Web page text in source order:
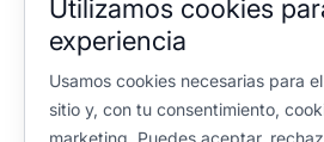
Utilizamos cookies
experiencia
Usamos cookies necesarias para
sitio y, con tu consentimiento,
marketing. Puedes aceptar,
Política editorial
Información legal
Aviso legal
Política de privacidad